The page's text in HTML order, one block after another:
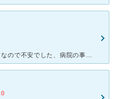
今回、長期間の入院治療は初めてなので不安でした、病院の事もよく解らないまま手術前日に入院し手術も無事終わりました、 入院病棟の看護士さん達は皆さん気づかいの有る確りとした方々です、 痛みを考えて、